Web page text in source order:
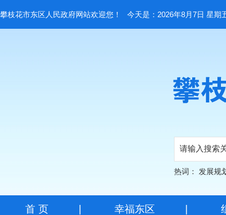
攀枝花市东区人民政府网站欢迎您！ 今天是：2026年8月7日 星期
热词： 发展规
首 页| 幸福东区